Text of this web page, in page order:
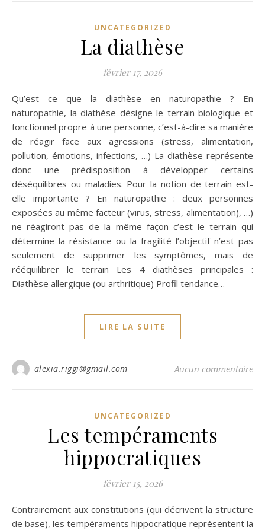
UNCATEGORIZED
La diathèse
février 17, 2026
Qu’est ce que la diathèse en naturopathie ? En
naturopathie, la diathèse désigne le terrain biologique et
fonctionnel propre à une personne, c’est-à-dire sa manière
de réagir face aux agressions (stress, alimentation,
pollution, émotions, infections, …) La diathèse représente
donc une prédisposition à développer certains
déséquilibres ou maladies. Pour la notion de terrain est-
elle importante ? En naturopathie : deux personnes
exposées au même facteur (virus, stress, alimentation), …)
ne réagiront pas de la même façon c’est le terrain qui
détermine la résistance ou la fragilité l’objectif n’est pas
seulement de supprimer les symptômes, mais de
rééquilibrer le terrain Les 4 diathèses principales :
Diathèse allergique (ou arthritique) Profil tendance…
LIRE LA SUITE
alexia.riggi@gmail.com Aucun commentaire
UNCATEGORIZED
Les tempéraments
hippocratiques
février 15, 2026
Contrairement aux constitutions (qui décrivent la structure
de base), les tempéraments hippocratique représentent la